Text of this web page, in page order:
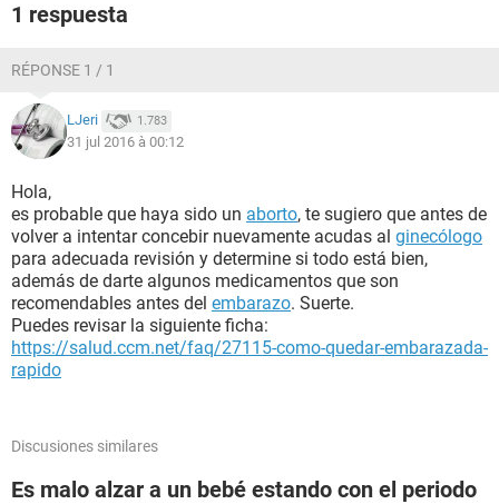
1 respuesta
RÉPONSE 1 / 1
LJeri 1.783
31 jul 2016 à 00:12
Hola,
es probable que haya sido un aborto, te sugiero que antes de
volver a intentar concebir nuevamente acudas al ginecólogo
para adecuada revisión y determine si todo está bien,
además de darte algunos medicamentos que son
recomendables antes del embarazo. Suerte.
Puedes revisar la siguiente ficha:
https://salud.ccm.net/faq/27115-como-quedar-embarazada-
rapido
Discusiones similares
Es malo alzar a un bebé estando con el periodo